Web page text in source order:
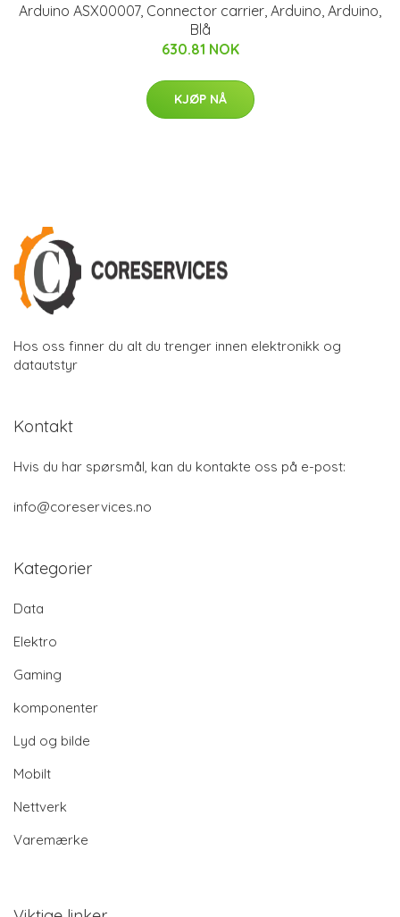
Arduino ASX00007, Connector carrier, Arduino, Arduino,
Blå
630.81 NOK
KJØP NÅ
Hos oss finner du alt du trenger innen elektronikk og
datautstyr
Kontakt
Hvis du har spørsmål, kan du kontakte oss på e-post:
info@coreservices.no
Kategorier
Data
Elektro
Gaming
komponenter
Lyd og bilde
Mobilt
Nettverk
Varemærke